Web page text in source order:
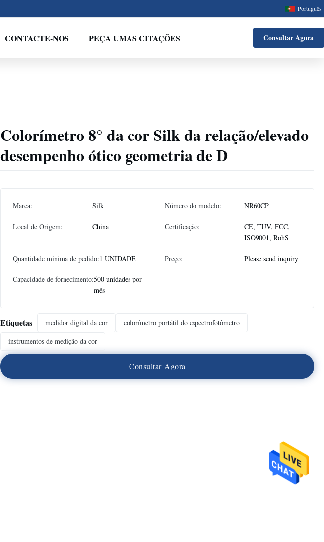
Português
CONTACTE-NOS PEÇA UMAS CITAÇÕES Consultar Agora
Colorímetro 8° da cor Silk da relação/elevado
desempenho ótico geometria de D
Marca: Silk Número do modelo: NR60CP
Local de Origem: China Certificação:
CE, TUV, FCC,
ISO9001, RohS
Quantidade mínima de pedido:1 UNIDADE Preço: Please send inquiry
Capacidade de fornecimento:500 unidades por
mês
Etiquetas medidor digital da cor
colorímetro portátil do espectrofotômetro
instrumentos de medição da cor
Consultar Agora